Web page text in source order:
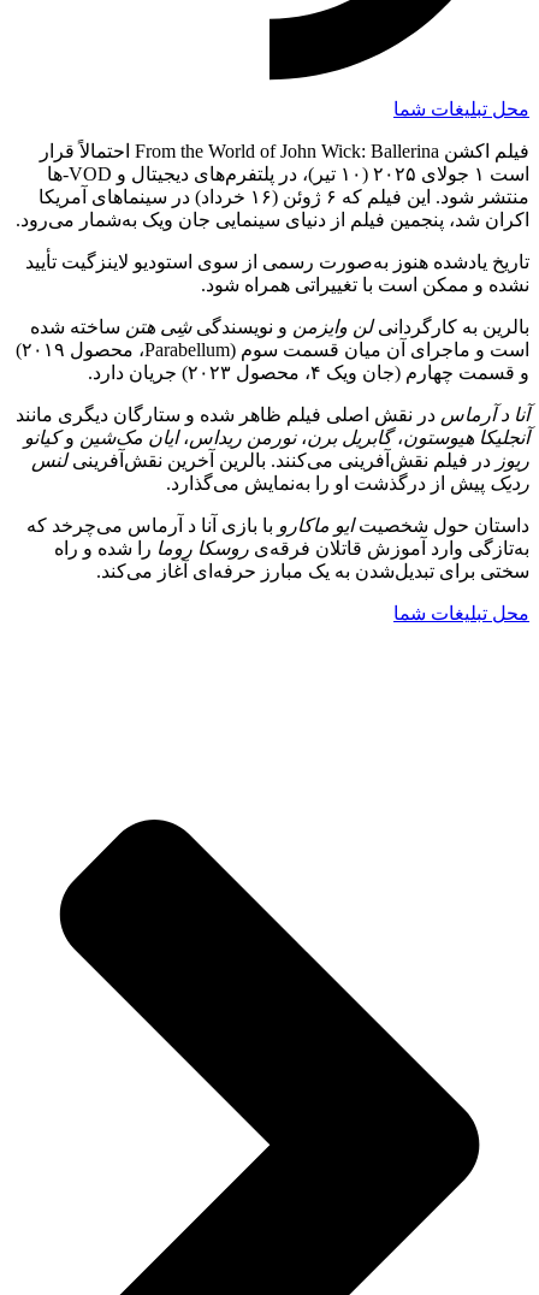
محل تبلیغات شما
فیلم اکشن From the World of John Wick: Ballerina احتمالاً قرار
است ۱ جولای ۲۰۲۵ (۱۰ تیر)، در پلتفرم‌های دیجیتال و VOD-ها
منتشر شود. این فیلم که ۶ ژوئن (۱۶ خرداد) در سینماهای آمریکا
اکران شد، پنجمین فیلم از دنیای سینمایی جان ویک به‌شمار می‌رود.
تاریخ یادشده هنوز به‌صورت رسمی از سوی استودیو لاینزگیت تأیید
نشده و ممکن است با تغییراتی همراه شود.
بالرین به کارگردانیلن وایزمن و نویسندگیشِی هتن ساخته شده
است و ماجرای آن میان قسمت سوم (Parabellum، محصول ۲۰۱۹)
و قسمت چهارم (جان ویک ۴، محصول ۲۰۲۳) جریان دارد.
آنا د آرماس در نقش اصلی فیلم ظاهر شده و ستارگان دیگری مانند
آنجلیکا هیوستون،گابریل برن،نورمن ریداس،ایان مک‌شین وکیانو
ریوز در فیلم نقش‌آفرینی می‌کنند. بالرین آخرین نقش‌آفرینیلنس
ردیک پیش از درگذشت او را به‌نمایش می‌گذارد.
داستان حول شخصیتایو ماکارو با بازی آنا د آرماس می‌چرخد که
به‌تازگی وارد آموزش قاتلان فرقه‌ی روسکا روما را شده و راه
سختی برای تبدیل‌شدن به یک مبارز حرفه‌ای آغاز می‌کند.
محل تبلیغات شما